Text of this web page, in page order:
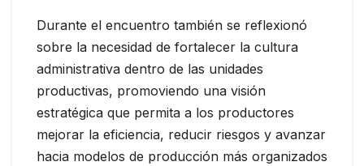
Durante el encuentro también se reflexionó
sobre la necesidad de fortalecer la cultura
administrativa dentro de las unidades
productivas, promoviendo una visión
estratégica que permita a los productores
mejorar la eficiencia, reducir riesgos y avanzar
hacia modelos de producción más organizados